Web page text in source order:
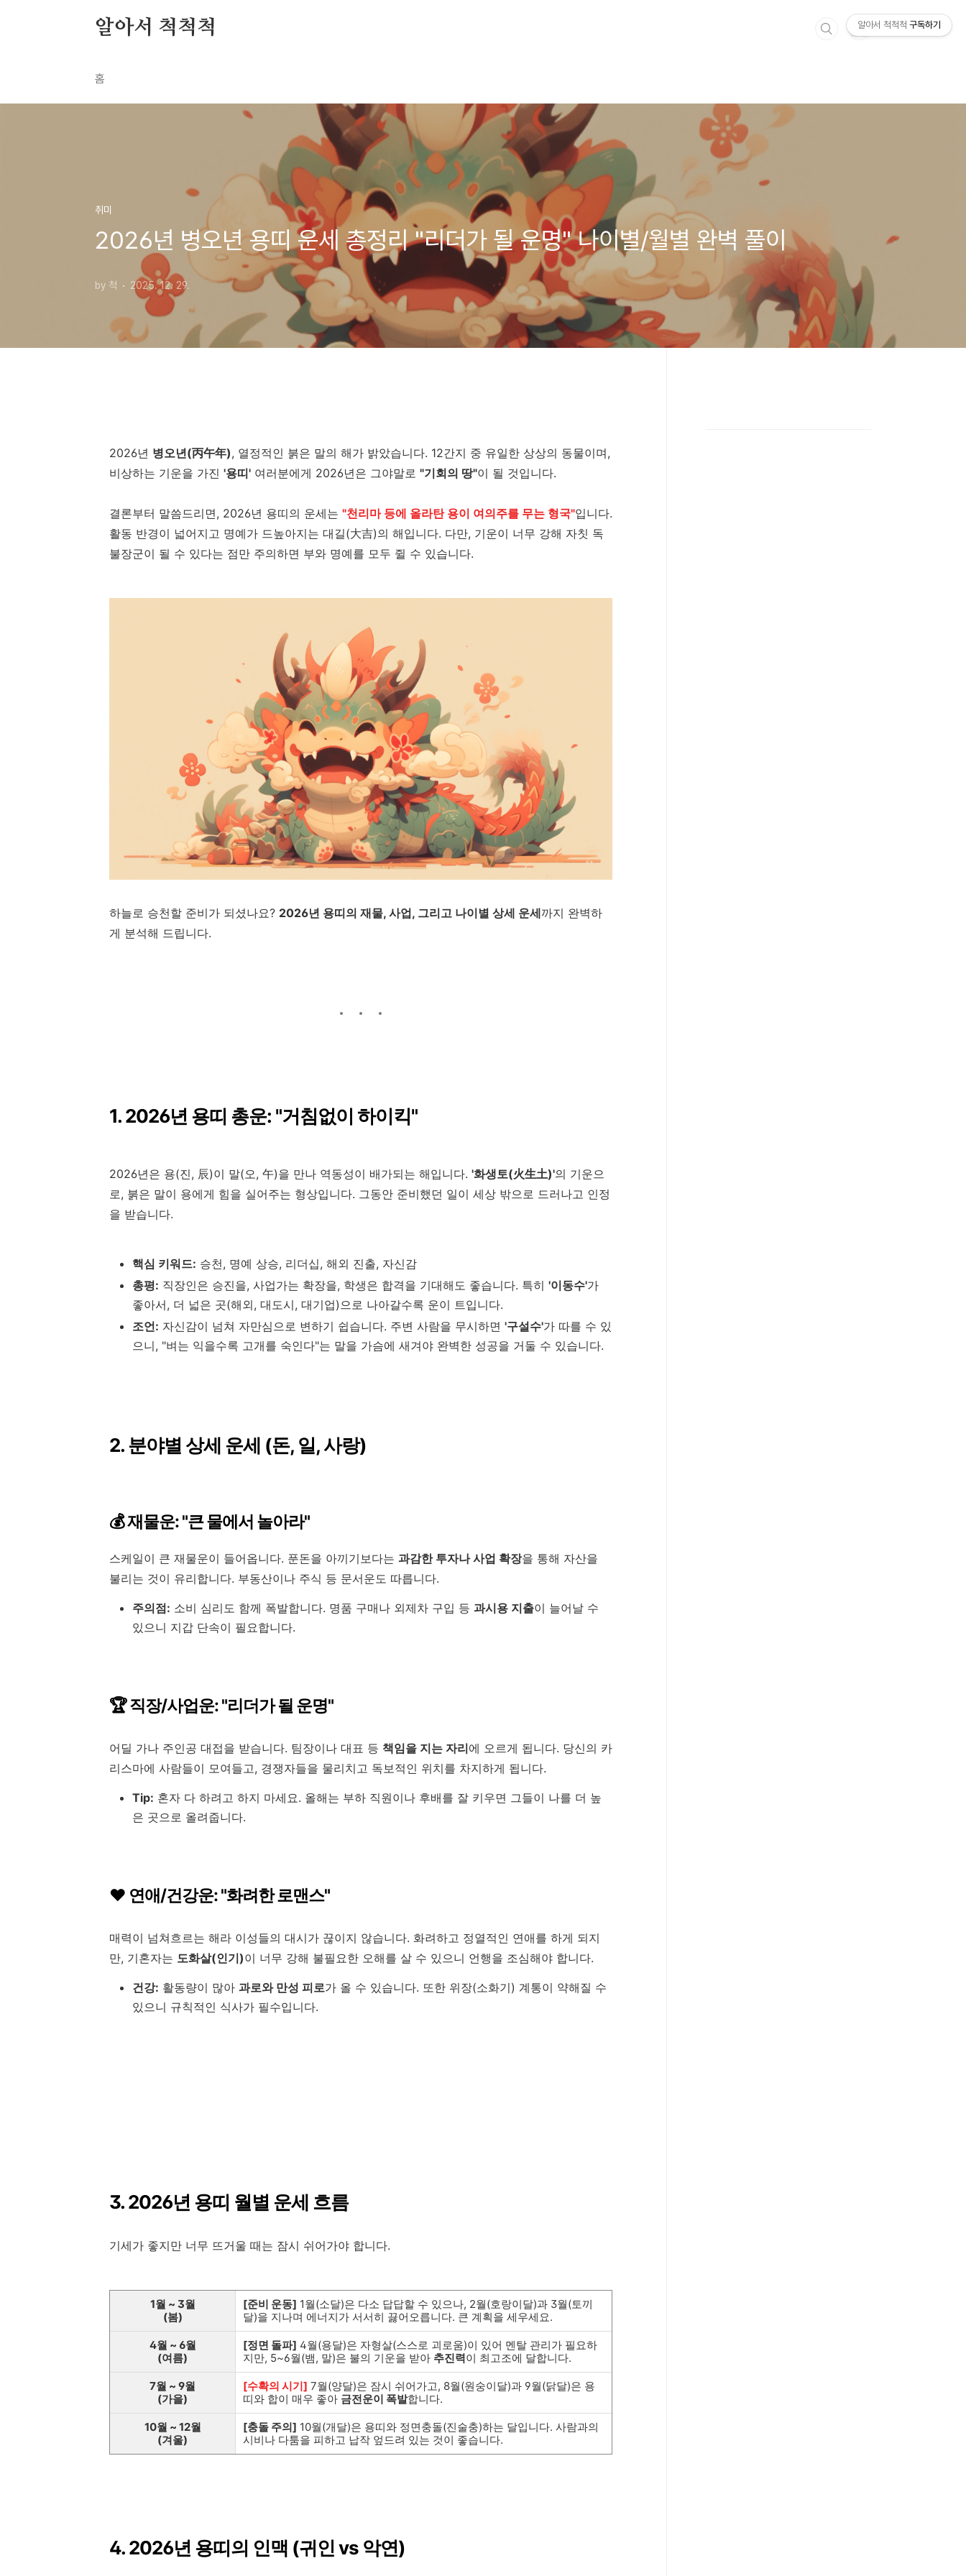
알아서 척척척
홈
취미
2026년 병오년 용띠 운세 총정리 "리더가 될 운명" 나이별/월별 완벽 풀이
by 척 2025. 12. 29.
2026년 병오년(丙午年), 열정적인 붉은 말의 해가 밝았습니다. 12간지 중 유일한 상상의 동물이며,
비상하는 기운을 가진 '용띠' 여러분에게 2026년은 그야말로 "기회의 땅"이 될 것입니다.
결론부터 말씀드리면, 2026년 용띠의 운세는 "천리마 등에 올라탄 용이 여의주를 무는 형국"입니다.
활동 반경이 넓어지고 명예가 드높아지는 대길(大吉)의 해입니다. 다만, 기운이 너무 강해 자칫 독
불장군이 될 수 있다는 점만 주의하면 부와 명예를 모두 쥘 수 있습니다.
하늘로 승천할 준비가 되셨나요? 2026년 용띠의 재물, 사업, 그리고 나이별 상세 운세까지 완벽하
게 분석해 드립니다.
1. 2026년 용띠 총운: "거침없이 하이킥"
2026년은 용(진, 辰)이 말(오, 午)을 만나 역동성이 배가되는 해입니다. '화생토(火生土)'의 기운으
로, 붉은 말이 용에게 힘을 실어주는 형상입니다. 그동안 준비했던 일이 세상 밖으로 드러나고 인정
을 받습니다.
핵심 키워드: 승천, 명예 상승, 리더십, 해외 진출, 자신감
총평: 직장인은 승진을, 사업가는 확장을, 학생은 합격을 기대해도 좋습니다. 특히 '이동수'가
좋아서, 더 넓은 곳(해외, 대도시, 대기업)으로 나아갈수록 운이 트입니다.
조언: 자신감이 넘쳐 자만심으로 변하기 쉽습니다. 주변 사람을 무시하면 '구설수'가 따를 수 있
으니, "벼는 익을수록 고개를 숙인다"는 말을 가슴에 새겨야 완벽한 성공을 거둘 수 있습니다.
2. 분야별 상세 운세 (돈, 일, 사랑)
💰 재물운: "큰 물에서 놀아라"
스케일이 큰 재물운이 들어옵니다. 푼돈을 아끼기보다는 과감한 투자나 사업 확장을 통해 자산을
불리는 것이 유리합니다. 부동산이나 주식 등 문서운도 따릅니다.
주의점: 소비 심리도 함께 폭발합니다. 명품 구매나 외제차 구입 등 과시용 지출이 늘어날 수
있으니 지갑 단속이 필요합니다.
🏆 직장/사업운: "리더가 될 운명"
어딜 가나 주인공 대접을 받습니다. 팀장이나 대표 등 책임을 지는 자리에 오르게 됩니다. 당신의 카
리스마에 사람들이 모여들고, 경쟁자들을 물리치고 독보적인 위치를 차지하게 됩니다.
Tip: 혼자 다 하려고 하지 마세요. 올해는 부하 직원이나 후배를 잘 키우면 그들이 나를 더 높
은 곳으로 올려줍니다.
❤️ 연애/건강운: "화려한 로맨스"
매력이 넘쳐흐르는 해라 이성들의 대시가 끊이지 않습니다. 화려하고 정열적인 연애를 하게 되지
만, 기혼자는 도화살(인기)이 너무 강해 불필요한 오해를 살 수 있으니 언행을 조심해야 합니다.
건강: 활동량이 많아 과로와 만성 피로가 올 수 있습니다. 또한 위장(소화기) 계통이 약해질 수
있으니 규칙적인 식사가 필수입니다.
3. 2026년 용띠 월별 운세 흐름
기세가 좋지만 너무 뜨거울 때는 잠시 쉬어가야 합니다.
1월 ~ 3월
(봄)
[준비 운동] 1월(소달)은 다소 답답할 수 있으나, 2월(호랑이달)과 3월(토끼
달)을 지나며 에너지가 서서히 끓어오릅니다. 큰 계획을 세우세요.
4월 ~ 6월
(여름)
[정면 돌파] 4월(용달)은 자형살(스스로 괴로움)이 있어 멘탈 관리가 필요하
지만, 5~6월(뱀, 말)은 불의 기운을 받아 추진력이 최고조에 달합니다.
7월 ~ 9월
(가을)
[수확의 시기] 7월(양달)은 잠시 쉬어가고, 8월(원숭이달)과 9월(닭달)은 용
띠와 합이 매우 좋아 금전운이 폭발합니다.
10월 ~ 12월
(겨울)
[충돌 주의] 10월(개달)은 용띠와 정면충돌(진술충)하는 달입니다. 사람과의
시비나 다툼을 피하고 납작 엎드려 있는 것이 좋습니다.
4. 2026년 용띠의 인맥 (귀인 vs 악연)
알아서 척척척 구독하기